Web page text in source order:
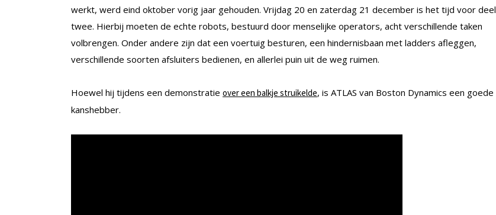
werkt, werd eind oktober vorig jaar gehouden. Vrijdag 20 en zaterdag 21 december is het tijd voor deel
twee. Hierbij moeten de echte robots, bestuurd door menselijke operators, acht verschillende taken
volbrengen. Onder andere zijn dat een voertuig besturen, een hindernisbaan met ladders afleggen,
verschillende soorten afsluiters bedienen, en allerlei puin uit de weg ruimen.
Hoewel hij tijdens een demonstratie over een balkje struikelde, is ATLAS van Boston Dynamics een goede
kanshebber.